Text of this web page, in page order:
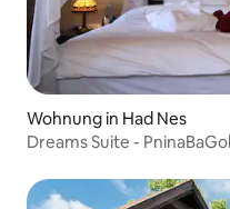
Wohnung in Had Nes
Dreams Suite -